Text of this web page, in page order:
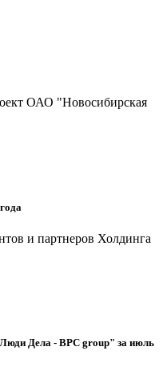
ОАО "Новосибирская
и партнеров Холдинга
Дела - BPC group" за июль